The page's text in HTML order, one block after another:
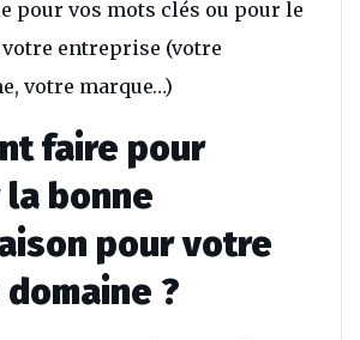
pour vos mots clés ou pour le
votre entreprise (votre
votre marque…)
faire pour
bonne
pour votre
?